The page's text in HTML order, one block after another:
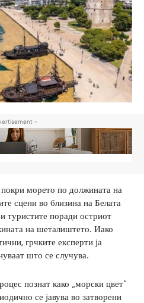
-
морето по должината на
сцени во близина на Белата
туристите поради остриот
на шеталиштето. Иако
грчките експерти ја
што се случува.
познат како „морски цвет“
се јавува во затворени